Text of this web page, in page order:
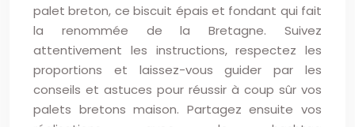
palet breton, ce biscuit épais et fondant qui fait
la renommée de la Bretagne. Suivez
attentivement les instructions, respectez les
proportions et laissez-vous guider par les
conseils et astuces pour réussir à coup sûr vos
palets bretons maison. Partagez ensuite vos